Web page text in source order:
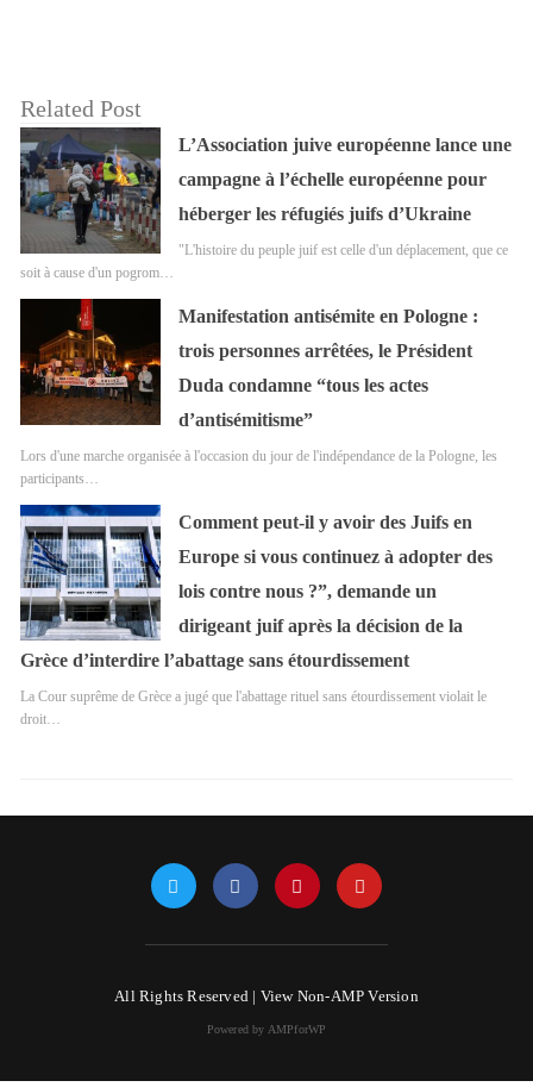
Related Post
L’Association juive européenne lance une
campagne à l’échelle européenne pour
héberger les réfugiés juifs d’Ukraine
"L'histoire du peuple juif est celle d'un déplacement, que ce
soit à cause d'un pogrom…
Manifestation antisémite en Pologne :
trois personnes arrêtées, le Président
Duda condamne “tous les actes
d’antisémitisme”
Lors d'une marche organisée à l'occasion du jour de l'indépendance de la Pologne, les
participants…
Comment peut-il y avoir des Juifs en
Europe si vous continuez à adopter des
lois contre nous ?”, demande un
dirigeant juif après la décision de la
Grèce d’interdire l’abattage sans étourdissement
La Cour suprême de Grèce a jugé que l'abattage rituel sans étourdissement violait le
droit…
All Rights Reserved | View Non-AMP Version
Powered by AMPforWP